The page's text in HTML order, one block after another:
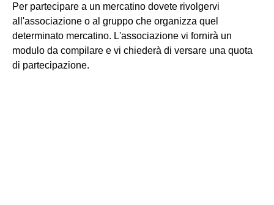
Per partecipare a un mercatino dovete rivolgervi
all'associazione o al gruppo che organizza quel
determinato mercatino. L'associazione vi fornirà un
modulo da compilare e vi chiederà di versare una quota
di partecipazione.